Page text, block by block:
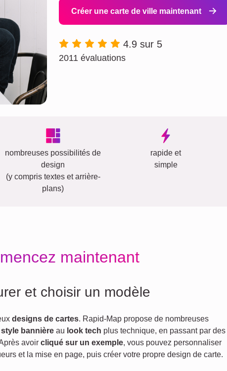
Créer une carte de ville maintenant
4.9 sur 5
2011 évaluations
nombreuses possibilités de
design
(y compris textes et arrière-
plans)
rapide et
simple
maintenant
et choisir un modèle
designs de cartes. Rapid-Map propose de nombreuses
style bannière au look tech plus technique, en passant par des
avoir cliqué sur un exemple, vous pouvez personnaliser
et la mise en page, puis créer votre propre design de carte.